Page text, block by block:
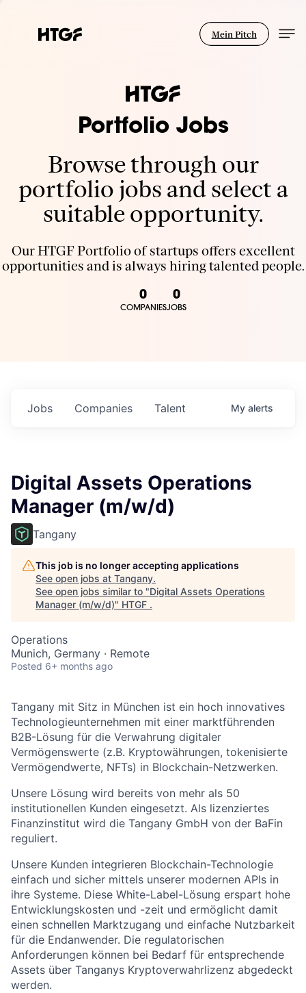
Mein Pitch
Portfolio Jobs
Browse through our
portfolio jobs and select a
suitable opportunity.
Our HTGF Portfolio of startups offers excellent
opportunities and is always hiring talented people.
0
COMPANIES
0
JOBS
Jobs Companies Talent My alerts
Digital Assets Operations
Manager (m/w/d)
Tangany
This job is no longer accepting applications
See open jobs at Tangany.
See open jobs similar to "Digital Assets Operations
Manager (m/w/d)" HTGF .
Operations
Munich, Germany · Remote
Posted 6+ months ago
Tangany mit Sitz in München ist ein hoch innovatives
Technologieunternehmen mit einer marktführenden
B2B-Lösung für die Verwahrung digitaler
Vermögenswerte (z.B. Kryptowährungen, tokenisierte
Vermögendwerte, NFTs) in Blockchain-Netzwerken.
Unsere Lösung wird bereits von mehr als 50
institutionellen Kunden eingesetzt. Als lizenziertes
Finanzinstitut wird die Tangany GmbH von der BaFin
reguliert.
Unsere Kunden integrieren Blockchain-Technologie
einfach und sicher mittels unserer modernen APIs in
ihre Systeme. Diese White-Label-Lösung erspart hohe
Entwicklungskosten und -zeit und ermöglicht damit
einen schnellen Marktzugang und einfache Nutzbarkeit
für die Endanwender. Die regulatorischen
Anforderungen können bei Bedarf für entsprechende
Assets über Tanganys Kryptoverwahrlizenz abgedeckt
werden.